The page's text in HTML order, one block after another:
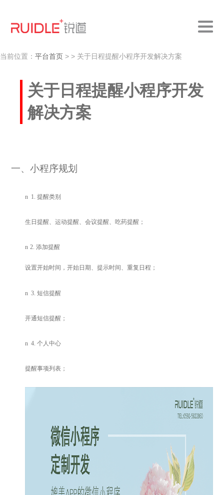
当前位置： 平台首页 > > 关于日程提醒小程序开发解决方案
关于日程提醒小程序开发
解决方案
一、小程序规划
n 1.提醒类别
生日提醒、运动提醒、会议提醒、吃药提醒；
n 2.添加提醒
设置开始时间，开始日期、提示时间、重复日程；
n 3.短信提醒
开通短信提醒；
n 4.个人中心
提醒事项列表；